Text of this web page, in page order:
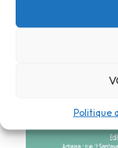
Politique